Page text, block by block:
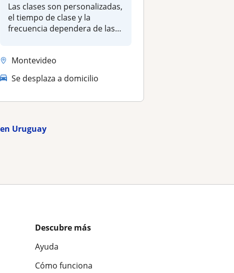
Las clases son personalizadas,
el tiempo de clase y la
frecuencia dependera de las
Montevideo
Se desplaza a domicilio
Uruguay
Descubre más
Ayuda
Cómo funciona